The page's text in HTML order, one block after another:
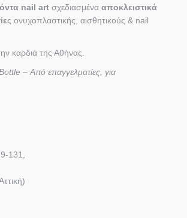
nail art σχεδιασμένα αποκλειστικά
ς ονυχοπλαστικής, αισθητικούς & nail
καρδιά της Αθήνας.
– Από επαγγελματίες, για
131,